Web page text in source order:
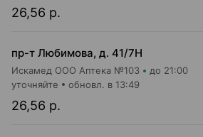
26,56 р.
пр-т Любимова, д. 41/7Н
Искамед ООО Аптека №103 до 21:00
26,56 р.
уточняйте обновл. в 13:49